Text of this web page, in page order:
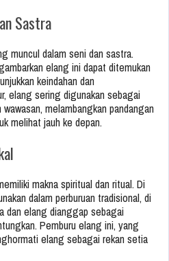
Sastra
muncul dalam seni dan sastra.
elang ini dapat ditemukan
keindahan dan
elang sering digunakan sebagai
melambangkan pandangan
melihat jauh ke depan.
makna spiritual dan ritual. Di
dalam perburuan tradisional, di
dan elang dianggap sebagai
Pemburu elang ini, yang
elang sebagai rekan setia